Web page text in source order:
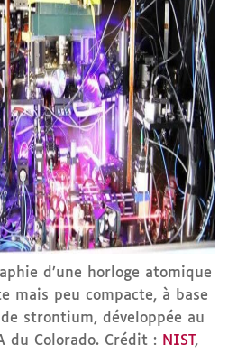
d’une horloge atomique
mais peu compacte, à base
strontium, développée au
du Colorado. Crédit : NIST,